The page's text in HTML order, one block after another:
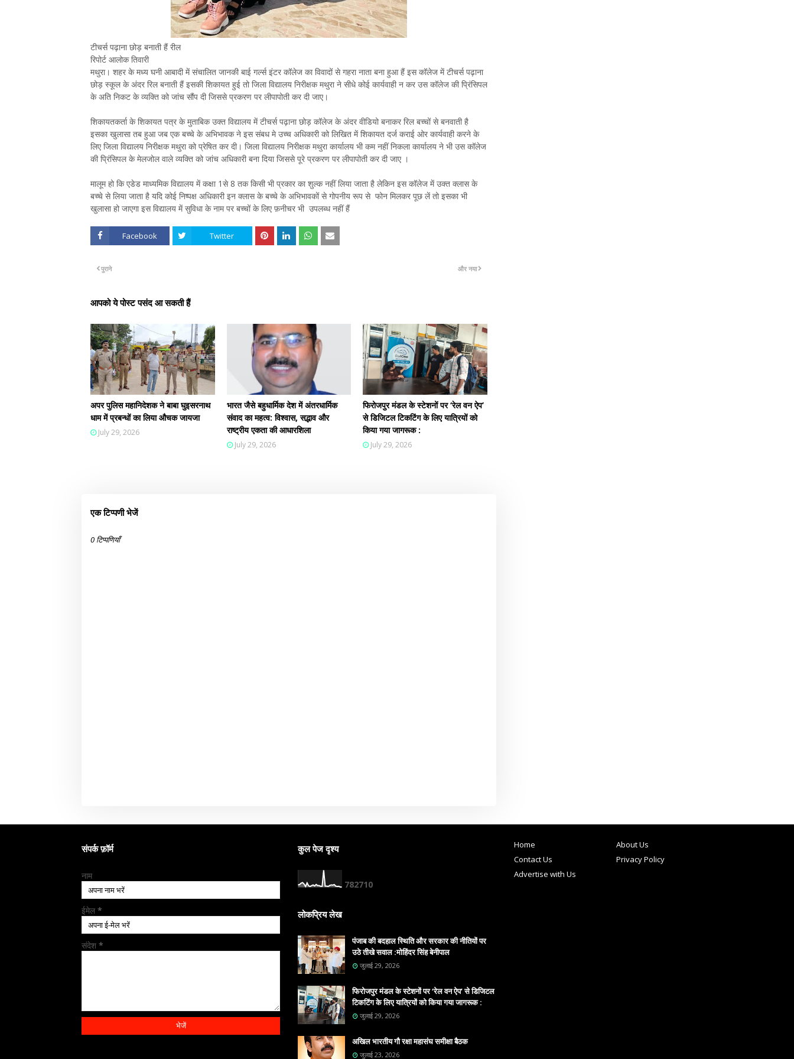
टीचर्स पढ़ाना छोड़ बनाती हैं रील
रिपोर्ट आलोक तिवारी
मथुरा। शहर के मध्य घनी आबादी में संचालित जानकी बाई गर्ल्स इंटर कॉलेज का विवादों से गहरा नाता बना हुआ हैं इस कॉलेज में टीचर्स पढ़ाना
छोड़ स्कूल के अंदर रिल बनाती हैं इसकी शिकायत हुई तो जिला विद्यालय निरीक्षक मथुरा ने सीधे कोई कार्यवाही न कर उस कॉलेज की प्रिंसिपल
के अति निकट के व्यक्ति को जांच सौंप दी जिससे प्रकरण पर लीपापोती कर दी जाए।
शिकायतकर्ता के शिकायत पत्र के मुताबिक उक्त विद्यालय में टीचर्स पढ़ाना छोड़ कॉलेज के अंदर वीडियो बनाकर रिल बच्चों से बनवाती है
इसका खुलासा तब हुआ जब एक बच्चे के अभिभावक ने इस संबध मे उच्च अधिकारी को लिखित में शिकायत दर्ज कराई ओर कार्यवाही करने के
लिए जिला विद्यालय निरीक्षक मथुरा को प्रेषित कर दी। जिला विद्यालय निरीक्षक मथुरा कार्यालय भी कम नहीं निकला कार्यालय ने भी उस कॉलेज
की प्रिंसिपल के मेलजोल वाले व्यक्ति को जांच अधिकारी बना दिया जिससे पूरे प्रकरण पर लीपापोती कर दी जाए ।
मालूम हो कि एडेड माध्यमिक विद्यालय में कक्षा 1से 8 तक किसी भी प्रकार का शुल्क नहीं लिया जाता है लेकिन इस कॉलेज में उक्त क्लास के
बच्चे से लिया जाता है यदि कोई निष्पक्ष अधिकारी इन क्लास के बच्चे के अभिभावकों से गोपनीय रूप से फोन मिलकर पूछ लें तो इसका भी
खुलासा हो जाएगा इस विद्यालय में सुविधा के नाम पर बच्चों के लिए फ़नीचर भी उपलब्ध नहीं हैं
Facebook Twitter
और नया
पुराने
आपको ये पोस्ट पसंद आ सकती हैं
अपर पुलिस महानिदेशक ने बाबा घुइसरनाथ
धाम में प्रबन्धों का लिया औचक जायजा
July 29, 2026
भारत जैसे बहुधार्मिक देश में अंतरधार्मिक
संवाद का महत्व: विश्वास, सद्भाव और
राष्ट्रीय एकता की आधारशिला
July 29, 2026
फिरोजपुर मंडल के स्टेशनों पर ‘रेल वन ऐप’
से डिजिटल टिकटिंग के लिए यात्रियों को
किया गया जागरूक :
July 29, 2026
एक टिप्पणी भेजें
0 टिप्पणियाँ
संपर्क फ़ॉर्म
नाम
ईमेल *
संदेश *
कुल पेज दृश्य
782710
लोकप्रिय लेख
पंजाब की बदहाल स्थिति और सरकार की नीतियों पर
उठे तीखे सवाल :मोहिंदर सिंह बेनीपाल
जुलाई 29, 2026
फिरोजपुर मंडल के स्टेशनों पर ‘रेल वन ऐप’ से डिजिटल
टिकटिंग के लिए यात्रियों को किया गया जागरूक :
जुलाई 29, 2026
अखिल भारतीय गौ रक्षा महासंघ समीक्षा बैठक
जुलाई 23, 2026
Home
About Us
Contact Us
Privacy Policy
Advertise with Us